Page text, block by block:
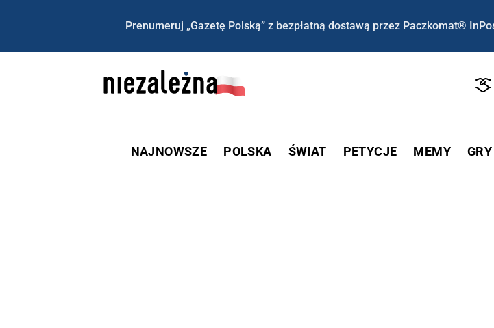
Prenumeruj „Gazetę Polską” z bezpłatną dostawą przez Paczkomat®
NAJNOWSZE POLSKA ŚWIAT PETYCJE MEMY GRY